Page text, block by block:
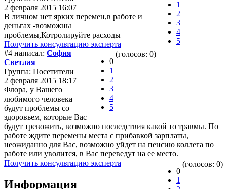
1
2
3
4
5
2 февраля 2015 16:07
В личном нет ярких перемен,в работе и
деньгах -возможны
проблемы,Котролируйте расходы
Получить консультацию эксперта
0
1
2
3
4
5
(голосов: 0)
#4 написал: София
Светлая
Группа: Посетители
2 февраля 2015 18:17
Флора, у Вашего
любимого человека
будут проблемы со
здоровьем, которые Вас
будут тревожить, возможно последствия какой то травмы. По
работе ждите перемены места с прибавкой зарплаты,
неожиданно для Вас, возможно уйдет на пенсию коллега по
работе или уволится, в Вас переведут на ее место.
Получить консультацию эксперта
0
1
(голосов: 0)
Информация